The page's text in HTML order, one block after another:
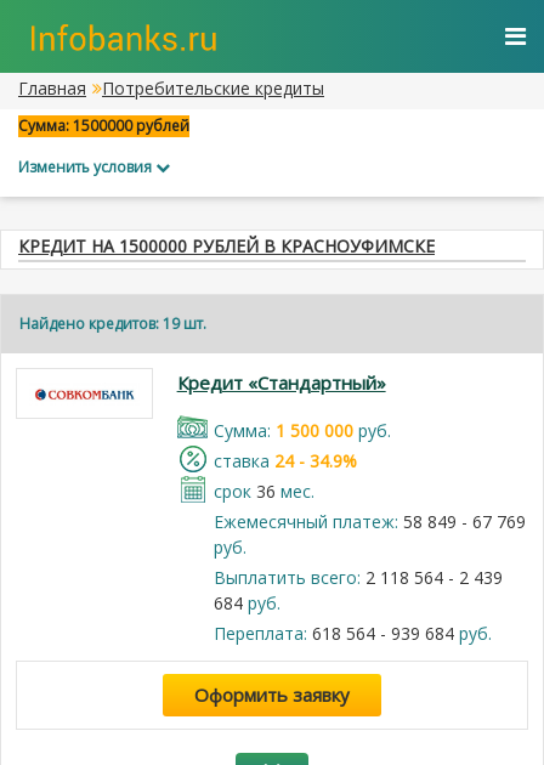
Главная Потребительские кредиты
КРЕДИТ НА 1500000 РУБЛЕЙ В КРАСНОУФИМСКЕ
Сумма: 1500000 рублей
Изменить условия
Найдено кредитов: 19 шт.
Кредит «Стандартный»
Cумма: 1 500 000руб.
cтавка 24 - 34.9%
срок 36 мес.
Ежемесячный платеж: 58 849 - 67 769
руб.
Выплатить всего: 2 118 564 - 2 439
684руб.
Переплата: 618 564 - 939 684руб.
Оформить заявку